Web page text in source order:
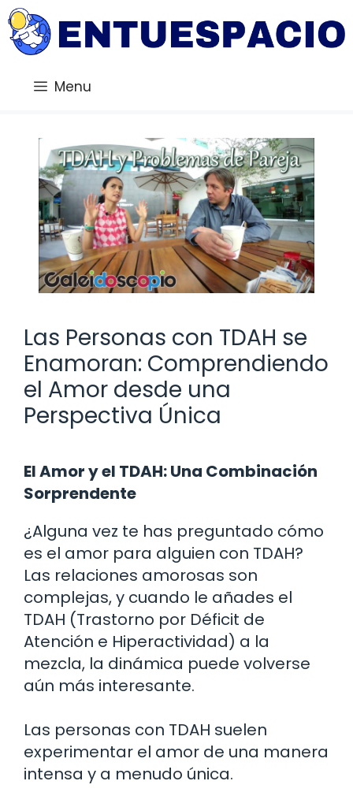
Saltar
al
contenido
Menu
Las Personas con TDAH se
Enamoran: Comprendiendo
el Amor desde una
Perspectiva Única
El Amor y el TDAH: Una Combinación
Sorprendente
¿Alguna vez te has preguntado cómo
es el amor para alguien con TDAH?
Las relaciones amorosas son
complejas, y cuando le añades el
TDAH (Trastorno por Déficit de
Atención e Hiperactividad) a la
mezcla, la dinámica puede volverse
aún más interesante.
Las personas con TDAH suelen
experimentar el amor de una manera
intensa y a menudo única.